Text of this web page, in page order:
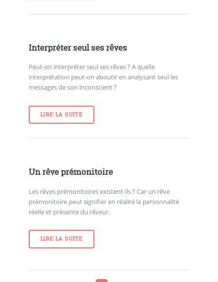
Interpréter seul ses rêves
Peut-on interpréter seul ses rêves ? A quelle
interprétation peut-on aboutir en analysant seul les
messages de son inconscient ?
LIRE LA SUITE
Un rêve prémonitoire
Les rêves prémonitoires existent-ils ? Car un rêve
prémonitoire peut signifier en réalité la personnalité
réelle et présente du rêveur.
LIRE LA SUITE